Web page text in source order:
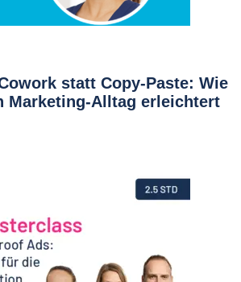
statt Copy-Paste: Wie
Marketing-Alltag erleichtert